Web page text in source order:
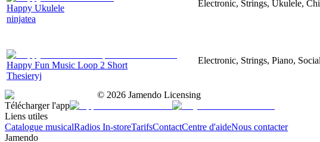
Happy Ukulele
ninjatea
Electronic, Strings, Ukulele,
Happy Fun Music Loop 2 Short
Thesieryj
Electronic, Strings, Piano,
© 2026 Jamendo Licensing
Télécharger l'app
Liens utiles
Catalogue musicalRadios In-storeTarifsContactCentre d'aideNous contacter
Jamendo